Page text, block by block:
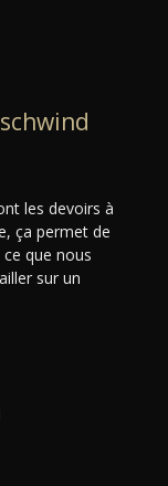
les devoirs à
ça permet de
que nous
sur un